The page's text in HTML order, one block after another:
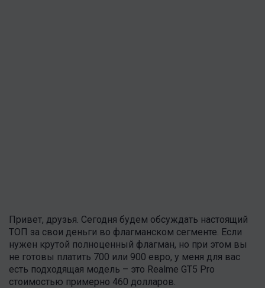
Привет, друзья. Сегодня будем обсуждать настоящий
ТОП за свои деньги во флагманском сегменте. Если
нужен крутой полноценный флагман, но при этом вы
не готовы платить 700 или 900 евро, у меня для вас
есть подходящая модель – это Realme GT5 Pro
стоимостью примерно 460 долларов.